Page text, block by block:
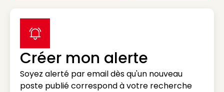
Créer mon alerte
Soyez alerté par email dès qu'un nouveau
poste publié correspond à votre recherche
label icon